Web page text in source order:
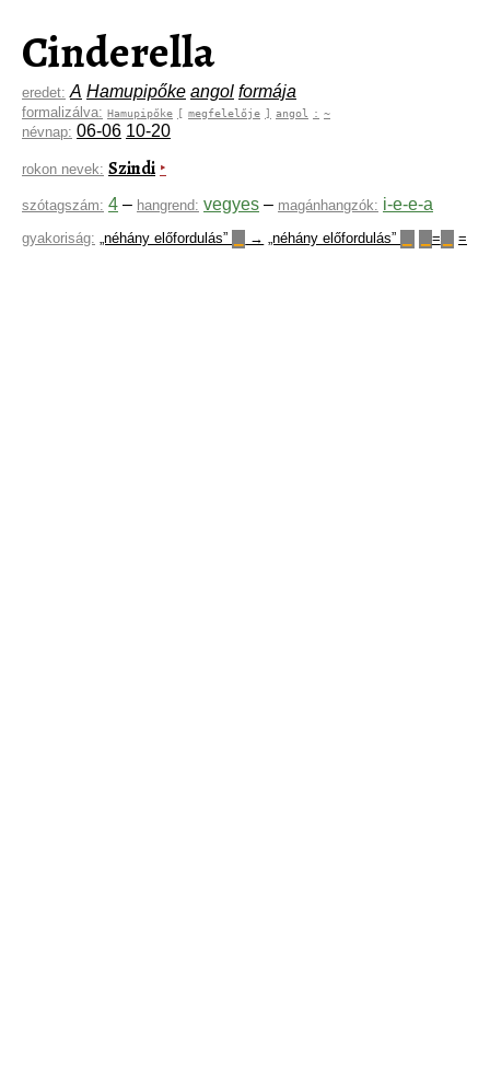
Cinderella
eredet: A Hamupipőke angol formája
formalizálva: Hamupipőke [ megfelelője ] angol : ~
névnap: 06-06 10-20
rokon nevek: Szindi ‣
szótagszám: 4 – hangrend: vegyes – magánhangzók: i-e-e-a
gyakoriság: „néhány előfordulás” → „néhány előfordulás” = =